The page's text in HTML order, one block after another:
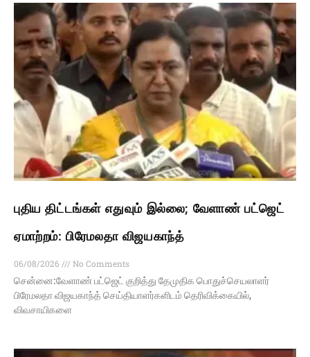
புதிய திட்டங்கள் எதுவும் இல்லை; வேளாண் பட்ஜெட்
ஏமாற்றம்: பிரேமலதா விஜயகாந்த்
06/08/2026
No Comments
சென்னை:வேளாண் பட்ஜெட் குறித்து தேமுதிக பொதுச்செயலாளர்
பிரேமலதா விஜயகாந்த் செய்தியாளர்களிடம் தெரிவிக்கையில்,
விவசாயிகளை